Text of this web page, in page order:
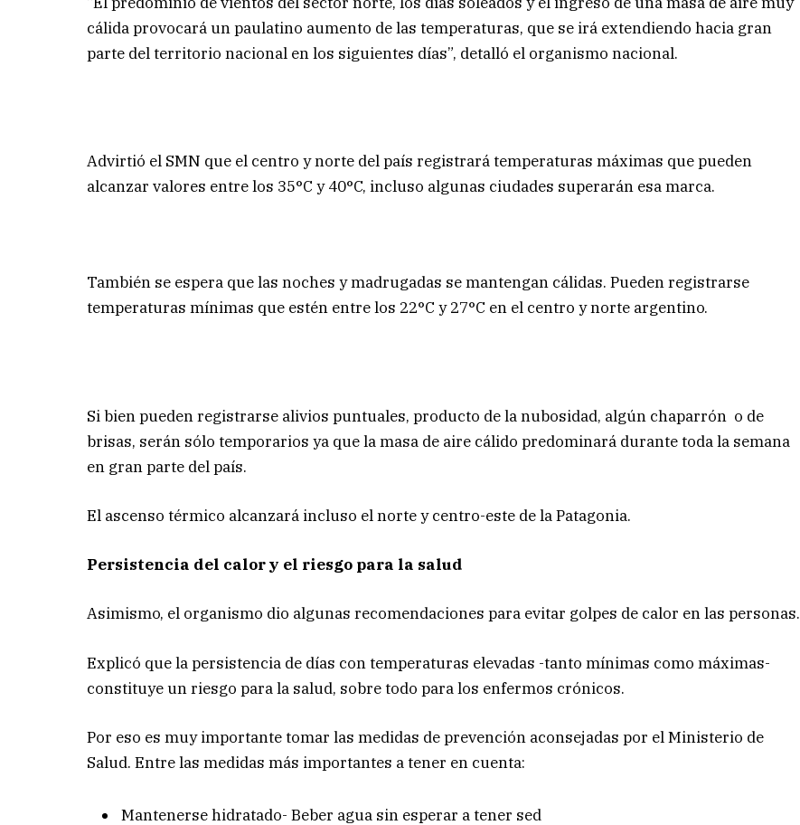
cálida provocará un paulatino aumento de las temperaturas, que se irá extendiendo hacia gran
parte del territorio nacional en los siguientes días”, detalló el organismo nacional.
Advirtió el SMN que el centro y norte del país registrará temperaturas máximas que pueden
alcanzar valores entre los 35°C y 40°C, incluso algunas ciudades superarán esa marca.
También se espera que las noches y madrugadas se mantengan cálidas. Pueden registrarse
temperaturas mínimas que estén entre los 22°C y 27°C en el centro y norte argentino.
Si bien pueden registrarse alivios puntuales, producto de la nubosidad, algún chaparrón o de
brisas, serán sólo temporarios ya que la masa de aire cálido predominará durante toda la semana
en gran parte del país.
El ascenso térmico alcanzará incluso el norte y centro-este de la Patagonia.
Persistencia del calor y el riesgo para la salud
Asimismo, el organismo dio algunas recomendaciones para evitar golpes de calor en las personas.
Explicó que la persistencia de días con temperaturas elevadas -tanto mínimas como máximas-
constituye un riesgo para la salud, sobre todo para los enfermos crónicos.
Por eso es muy importante tomar las medidas de prevención aconsejadas por el Ministerio de
Salud. Entre las medidas más importantes a tener en cuenta:
Mantenerse hidratado- Beber agua sin esperar a tener sed